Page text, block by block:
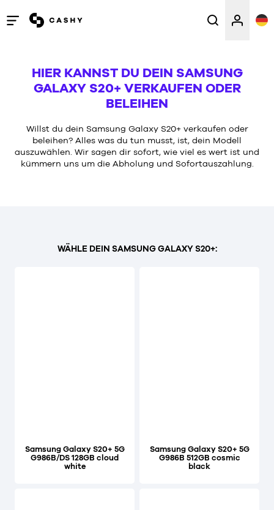
Menü
schließen
HIER KANNST DU DEIN SAMSUNG
GALAXY S20+ VERKAUFEN ODER
BELEIHEN
Willst du dein Samsung Galaxy S20+ verkaufen oder
beleihen? Alles was du tun musst, ist, dein Modell
auszuwählen. Wir sagen dir sofort, wie viel es wert ist und
kümmern uns um die Abholung und Sofortauszahlung.
WÄHLE DEIN SAMSUNG GALAXY S20+:
Samsung Galaxy S20+ 5G
G986B/DS 128GB cloud
white
Samsung Galaxy S20+ 5G
G986B 512GB cosmic
black